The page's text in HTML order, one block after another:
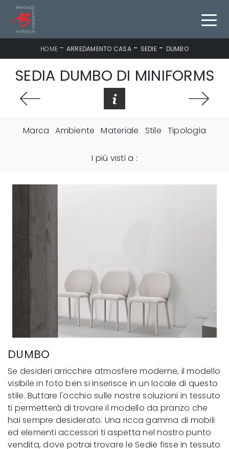
HOME - ARREDAMENTO CASA- SEDIE - DUMBO
SEDIA DUMBO DI MINIFORMS
Marca Ambiente Materiale Stile Tipologia
I più visti a :
DUMBO
Se desideri arricchire atmosfere moderne, il modello
visibile in foto ben si inserisce in un locale di questo
stile. Buttare l'occhio sulle nostre soluzioni in tessuto
ti permetterà di trovare il modello da pranzo che
hai sempre desiderato. Una ricca gamma di mobili
ed elementi accessori ti aspetta nel nostro punto
vendita, dove potrai trovare le Sedie fisse in tessuto